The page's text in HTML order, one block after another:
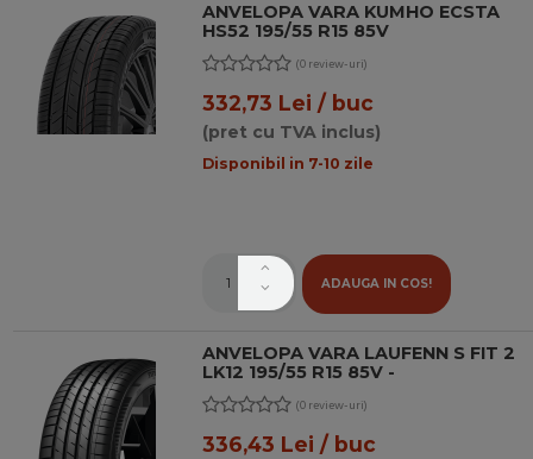
ANVELOPA VARA KUMHO ECSTA
HS52 195/55 R15 85V
(0 review-uri)
332,73 Lei / buc
(pret cu TVA inclus)
Disponibil in 7-10 zile
ADAUGA IN COS!
ANVELOPA VARA LAUFENN S FIT 2
LK12 195/55 R15 85V -
(0 review-uri)
336,43 Lei / buc